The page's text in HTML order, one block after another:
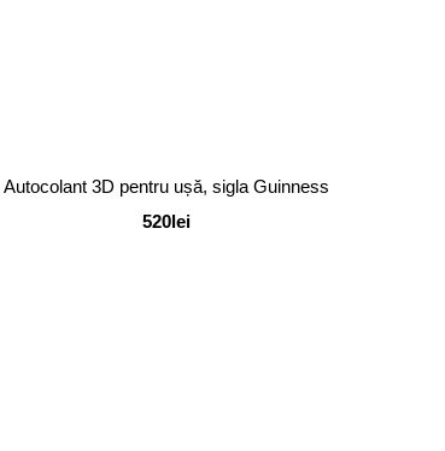
Autocolant 3D pentru ușă, sigla Guinness
520lei